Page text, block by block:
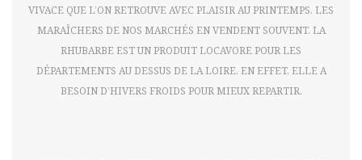
VIVACE QUE L’ON RETROUVE AVEC PLAISIR AU PRINTEMPS. LES
MARAÎCHERS DE NOS MARCHÉS EN VENDENT SOUVENT. LA
RHUBARBE EST UN PRODUIT LOCAVORE POUR LES
DÉPARTEMENTS AU DESSUS DE LA LOIRE. EN EFFET, ELLE A
BESOIN D’HIVERS FROIDS POUR MIEUX REPARTIR.